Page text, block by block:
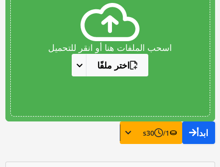
اسحب الملفات هنا أو انقر للتحميل
اختر ملفًا
ابدأ 1
/
30
s